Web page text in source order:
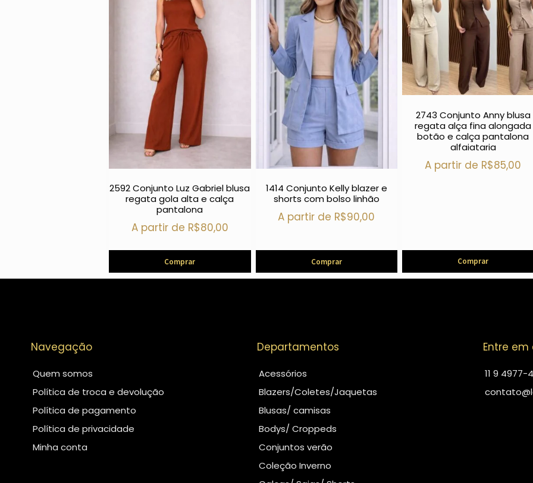
2592 Conjunto Luz Gabriel blusa
regata gola alta e calça
pantalona
A partir de R$80,00
Comprar
1414 Conjunto Kelly blazer e
shorts com bolso linhão
A partir de R$90,00
Comprar
2743 Conjunto Anny blusa
regata alça fina alongada
botão e calça pantalona
alfaiataria
A partir de R$85,00
Comprar
Navegação
Quem somos
Política de troca e devolução
Política de pagamento
Política de privacidade
Minha conta
Departamentos
Acessórios
Blazers/Coletes/Jaquetas
Blusas/ camisas
Bodys/ Croppeds
Conjuntos verão
Coleção Inverno
Entre
11 9 4977-